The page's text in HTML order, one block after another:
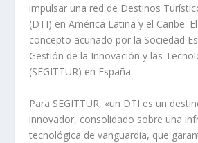
impulsar una red de Destinos
(DTI) en América Latina y el Caribe.
concepto acuñado por la Sociedad
Gestión de la Innovación y las
(SEGITTUR) en España.
Para SEGITTUR, «un DTI es un
innovador, consolidado sobre una
tecnológica de vanguardia, que